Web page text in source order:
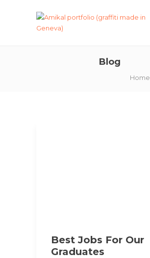
Blog
Home
Best Jobs For Our
Graduates